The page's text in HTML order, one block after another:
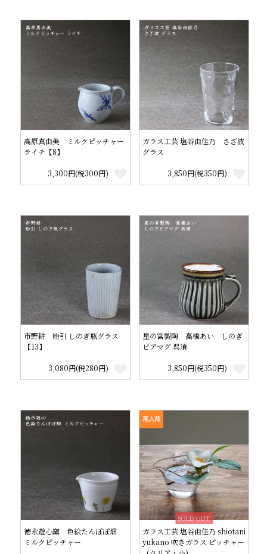
高原真由美 ミルクピッチャー
ライチ【8】
3,300円(税300円)
ガラス工芸 塩谷由佳乃 さざ波
グラス
3,850円(税350円)
市野耕 粉引 しのぎ瓶グラス
【13】
3,080円(税280円)
星の宮製陶 高橋あい しのぎ
ビアマグ 呉須
3,850円(税350円)
徳永遊心窯 色絵たんぽぽ畑
ミルクピッチャー
SOLD OUT
再入荷
ガラス工芸 塩谷由佳乃 shiotani
yukano 吹きガラス ピッチャー